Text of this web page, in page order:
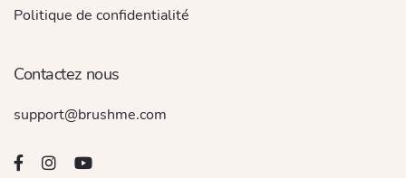
Politique de confidentialité
Contactez nous
support@brushme.com